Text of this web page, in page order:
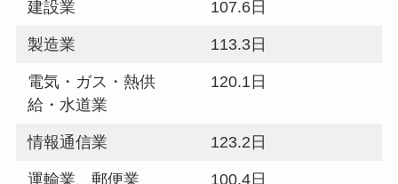
建設業 107.6日
製造業 113.3日
電気・ガス・熱供
給・水道業
120.1日
情報通信業 123.2日
運輸業、郵便業 100.4日